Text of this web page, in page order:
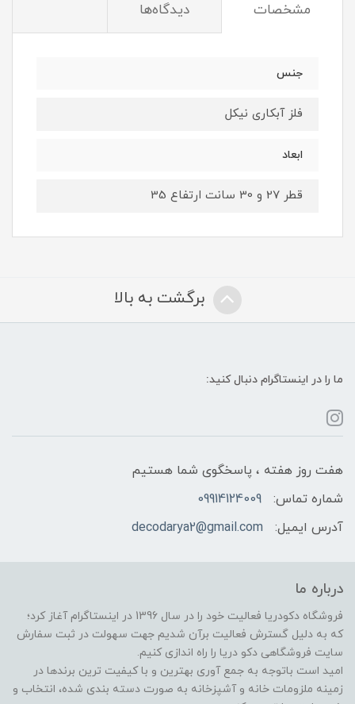
مشخصات دیدگاه‌ها
جنس
فلز آبکاری نیکل
ابعاد
قطر 27 و 30 سانت ارتفاع 35
برگشت به بالا
ما را در اینستاگرام دنبال کنید:
هفت روز هفته ، پاسخگوی شما هستیم
شماره تماس:
09914124009
آدرس ایمیل:
decodarya2@gmail.com
درباره ما
فروشگاه دکودریا فعالیت خود را در سال 1396 در اینستاگرام آغاز کرد؛
که به دلیل گسترش فعالیت برآن شدیم جهت سهولت در ثبت سفارش
سایت فروشگاهی دکو دریا را راه اندازی کنیم.
امید است باتوجه به جمع آوری بهترین و با کیفیت ترین برندها در
زمینه ملزومات خانه و آشپزخانه به صورت دسته بندی شده، انتخاب و